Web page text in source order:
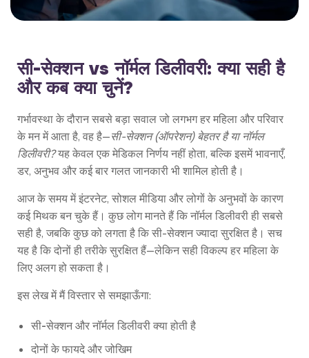
सी-सेक्शन vs नॉर्मल डिलीवरी: क्या सही है
और कब क्या चुनें?
गर्भावस्था के दौरान सबसे बड़ा सवाल जो लगभग हर महिला और परिवार
के मन में आता है, वह है—सी-सेक्शन (ऑपरेशन) बेहतर है या नॉर्मल
डिलीवरी?यह केवल एक मेडिकल निर्णय नहीं होता, बल्कि इसमें भावनाएँ,
डर, अनुभव और कई बार गलत जानकारी भी शामिल होती है।
आज के समय में इंटरनेट, सोशल मीडिया और लोगों के अनुभवों के कारण
कई मिथक बन चुके हैं। कुछ लोग मानते हैं कि नॉर्मल डिलीवरी ही सबसे
सही है, जबकि कुछ को लगता है कि सी-सेक्शन ज्यादा सुरक्षित है। सच
यह है कि दोनों ही तरीके सुरक्षित हैं—लेकिन सही विकल्प हर महिला के
लिए अलग हो सकता है।
इस लेख में मैं विस्तार से समझाऊँगा:
सी-सेक्शन और नॉर्मल डिलीवरी क्या होती है
दोनों के फायदे और जोखिम